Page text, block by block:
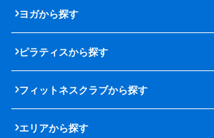
ヨガから探す
ピラティスから探す
フィットネスクラブから探す
エリアから探す